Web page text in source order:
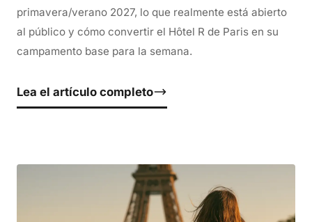
primavera/verano 2027, lo que realmente está abierto
al público y cómo convertir el Hôtel R de Paris en su
campamento base para la semana.
Lea el artículo completo